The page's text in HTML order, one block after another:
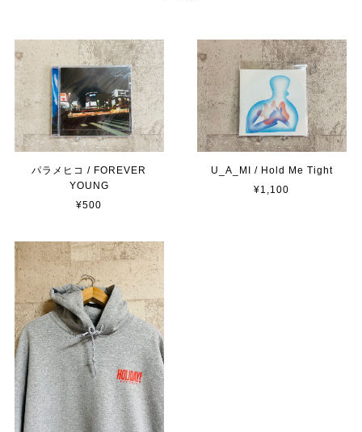
パラメヒコ / FOREVER
YOUNG
¥500
U_A_MI / Hold Me Tight
¥1,100